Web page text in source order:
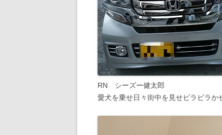
RN シーズー健太郎
愛犬を乗せ日々街中を見せビラビラか